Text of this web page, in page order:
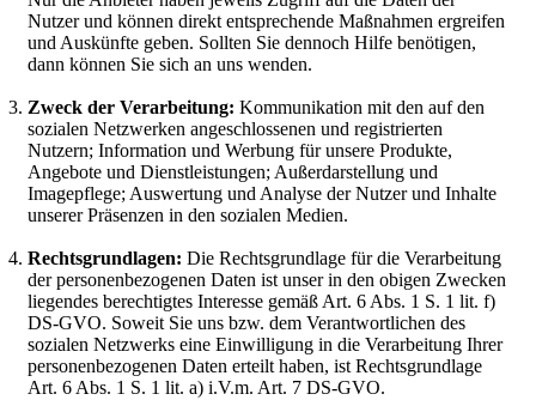
Nutzer und können direkt entsprechende Maßnahmen ergreifen
und Auskünfte geben. Sollten Sie dennoch Hilfe benötigen,
dann können Sie sich an uns wenden.
Zweck der Verarbeitung: Kommunikation mit den auf den
sozialen Netzwerken angeschlossenen und registrierten
Nutzern; Information und Werbung für unsere Produkte,
Angebote und Dienstleistungen; Außerdarstellung und
Imagepflege; Auswertung und Analyse der Nutzer und Inhalte
unserer Präsenzen in den sozialen Medien.
Rechtsgrundlagen: Die Rechtsgrundlage für die Verarbeitung
der personenbezogenen Daten ist unser in den obigen Zwecken
liegendes berechtigtes Interesse gemäß Art. 6 Abs. 1 S. 1 lit. f)
DS-GVO. Soweit Sie uns bzw. dem Verantwortlichen des
sozialen Netzwerks eine Einwilligung in die Verarbeitung Ihrer
personenbezogenen Daten erteilt haben, ist Rechtsgrundlage
Art. 6 Abs. 1 S. 1 lit. a) i.V.m. Art. 7 DS-GVO.